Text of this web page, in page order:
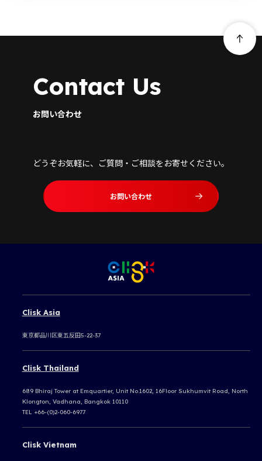
Contact Us
お問い合わせ
どうぞお気軽に、ご質問・ご相談をお寄せください。
お問い合わせ
Clisk Asia
東京都品川区東五反田5-22-37
Clisk Thailand
689 Bhiraj Tower at Emquartier, Unit No.1602, 16Floor Sukhumvit Road, North
Klongton, Vadhana, Bangkok 10110
TEL +66-(0)2-060-6977
Clisk Vietnam